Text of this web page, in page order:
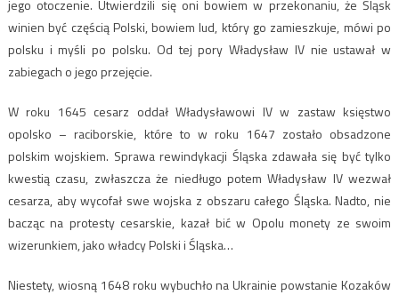
jego otoczenie. Utwierdzili się oni bowiem w przekonaniu, że Śląsk
winien być częścią Polski, bowiem lud, który go zamieszkuje, mówi po
polsku i myśli po polsku. Od tej pory Władysław IV nie ustawał w
zabiegach o jego przejęcie.
W roku 1645 cesarz oddał Władysławowi IV w zastaw księstwo
opolsko – raciborskie, które to w roku 1647 zostało obsadzone
polskim wojskiem. Sprawa rewindykacji Śląska zdawała się być tylko
kwestią czasu, zwłaszcza że niedługo potem Władysław IV wezwał
cesarza, aby wycofał swe wojska z obszaru całego Śląska. Nadto, nie
bacząc na protesty cesarskie, kazał bić w Opolu monety ze swoim
wizerunkiem, jako władcy Polski i Śląska…
Niestety, wiosną 1648 roku wybuchło na Ukrainie powstanie Kozaków